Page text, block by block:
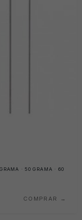
· 50 GRAMA · 60
COMPRAR